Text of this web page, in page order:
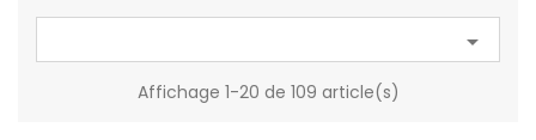

Affichage 1-20 de 109 article(s)